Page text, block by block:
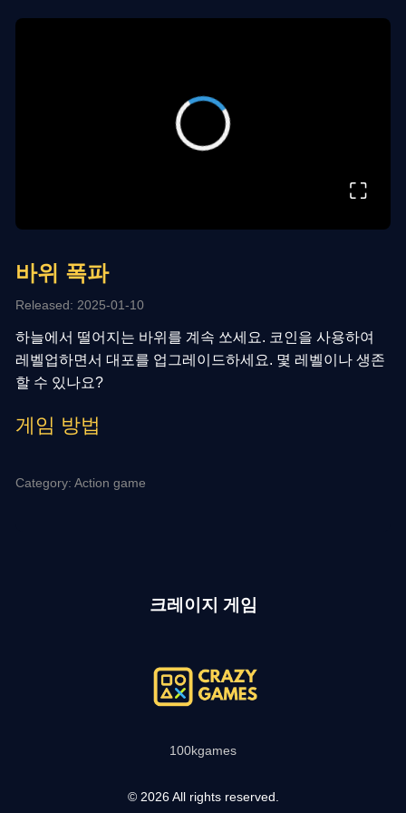
⛶
바위 폭파
Released: 2025-01-10
하늘에서 떨어지는 바위를 계속 쏘세요. 코인을 사용하여
레벨업하면서 대포를 업그레이드하세요. 몇 레벨이나 생존
할 수 있나요?
게임 방법
Category: Action game
크레이지 게임
100kgames
© 2026 All rights reserved.